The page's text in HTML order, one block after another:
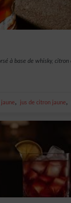
à base de whisky, citron
, jus de citron jaune,